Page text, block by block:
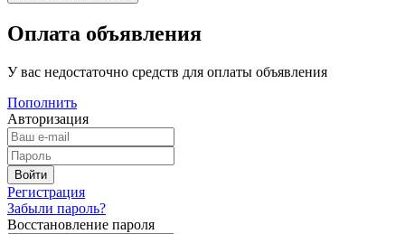
Оплата объявления
У вас недостаточно средств для оплаты объявления
Пополнить
Авторизация
Регистрация
Забыли пароль?
Восстановление пароля